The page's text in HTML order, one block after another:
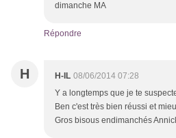
dimanche MA
Répondre
H H-IL 08/06/2014 07:28
Y a longtemps que je te
Ben c'est très bien réussi et
Gros bisous endimanchés